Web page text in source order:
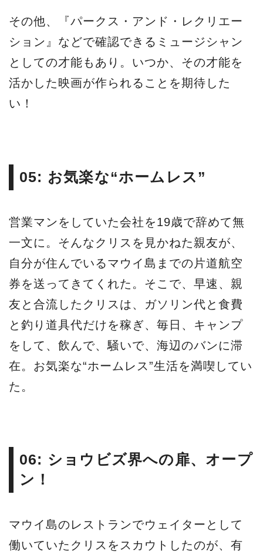
その他、『パークス・アンド・レクリエー
ション』などで確認できるミュージシャン
としての才能もあり。いつか、その才能を
活かした映画が作られることを期待した
い！
05: お気楽な“ホームレス”
営業マンをしていた会社を19歳で辞めて無
一文に。そんなクリスを見かねた親友が、
自分が住んでいるマウイ島までの片道航空
券を送ってきてくれた。そこで、早速、親
友と合流したクリスは、ガソリン代と食費
と釣り道具代だけを稼ぎ、毎日、キャンプ
をして、飲んで、騒いで、海辺のバンに滞
在。お気楽な“ホームレス”生活を満喫してい
た。
06: ショウビズ界への扉、オープ
ン！
マウイ島のレストランでウェイターとして
働いていたクリスをスカウトしたのが、有